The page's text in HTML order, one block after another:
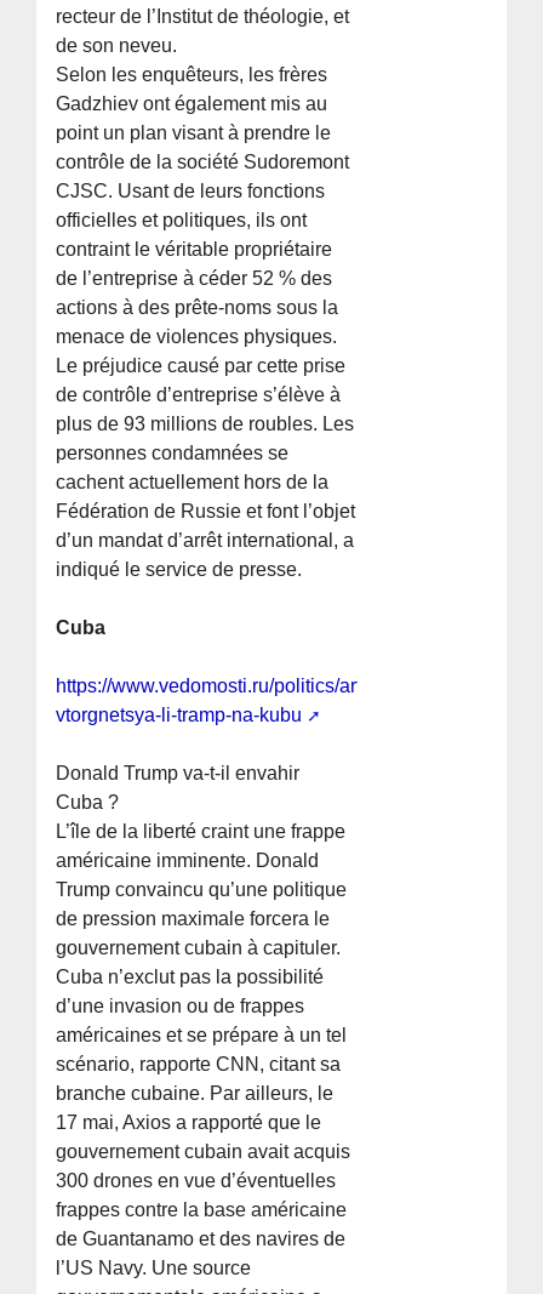
recteur de l’Institut de théologie, et
de son neveu.
Selon les enquêteurs, les frères
Gadzhiev ont également mis au
point un plan visant à prendre le
contrôle de la société Sudoremont
CJSC. Usant de leurs fonctions
officielles et politiques, ils ont
contraint le véritable propriétaire
de l’entreprise à céder 52 % des
actions à des prête-noms sous la
menace de violences physiques.
Le préjudice causé par cette prise
de contrôle d’entreprise s’élève à
plus de 93 millions de roubles. Les
personnes condamnées se
cachent actuellement hors de la
Fédération de Russie et font l’objet
d’un mandat d’arrêt international, a
indiqué le service de presse.
Cuba
https://www.vedomosti.ru/politics/articles/2026/05/18/
vtorgnetsya-li-tramp-na-kubu
Donald Trump va-t-il envahir
Cuba ?
L’île de la liberté craint une frappe
américaine imminente. Donald
Trump convaincu qu’une politique
de pression maximale forcera le
gouvernement cubain à capituler.
Cuba n’exclut pas la possibilité
d’une invasion ou de frappes
américaines et se prépare à un tel
scénario, rapporte CNN, citant sa
branche cubaine. Par ailleurs, le
17 mai, Axios a rapporté que le
gouvernement cubain avait acquis
300 drones en vue d’éventuelles
frappes contre la base américaine
de Guantanamo et des navires de
l’US Navy. Une source